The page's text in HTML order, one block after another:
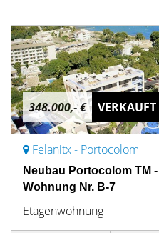
348.000,- € VERKAUFT
Felanitx - Portocolom
Neubau Portocolom TM
Wohnung Nr. B-7
Etagenwohnung